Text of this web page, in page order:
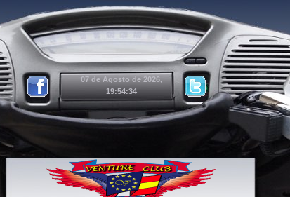
07 de Agosto de 2026,
19:54:34